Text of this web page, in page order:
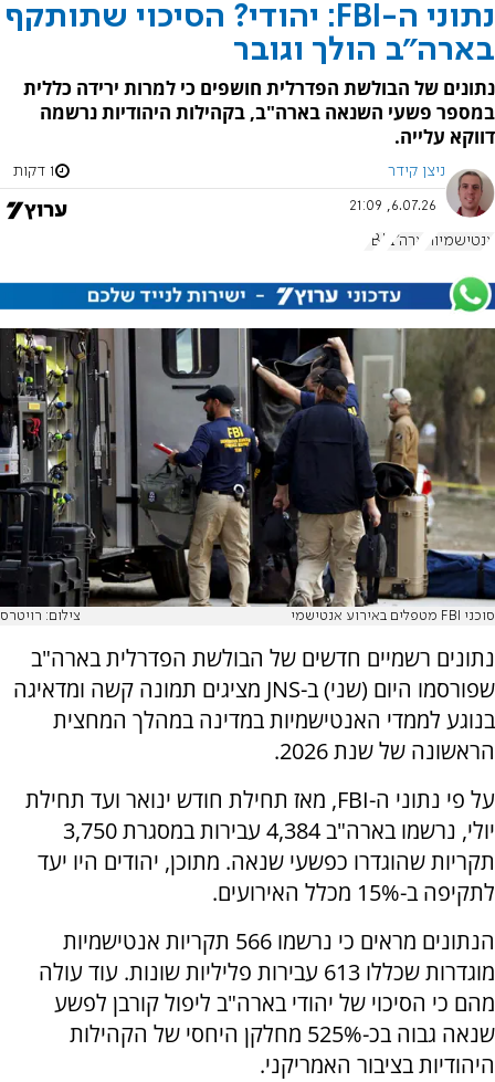
נתוני ה-FBI: יהודי? הסיכוי שתותקף
בארה"ב הולך וגובר
נתונים של הבולשת הפדרלית חושפים כי למרות ירידה כללית
במספר פשעי השנאה בארה"ב, בקהילות היהודיות נרשמה
דווקא עלייה.
ניצן קידר 1 דקות
6.07.26, 21:09
אנטישמיות ארה"ב FBI
סוכני FBI מטפלים באירוע אנטישמי צילום: רויטרס
נתונים רשמיים חדשים של הבולשת הפדרלית בארה"ב
שפורסמו היום (שני) ב-JNS מציגים תמונה קשה ומדאיגה
בנוגע לממדי האנטישמיות במדינה במהלך המחצית
הראשונה של שנת 2026.
על פי נתוני ה-FBI, מאז תחילת חודש ינואר ועד תחילת
יולי, נרשמו בארה"ב 4,384 עבירות במסגרת 3,750
תקריות שהוגדרו כפשעי שנאה. מתוכן, יהודים היו יעד
לתקיפה ב-15% מכלל האירועים.
הנתונים מראים כי נרשמו 566 תקריות אנטישמיות
מוגדרות שכללו 613 עבירות פליליות שונות. עוד עולה
מהם כי הסיכוי של יהודי בארה"ב ליפול קורבן לפשע
שנאה גבוה בכ-525% מחלקן היחסי של הקהילות
היהודיות בציבור האמריקני.